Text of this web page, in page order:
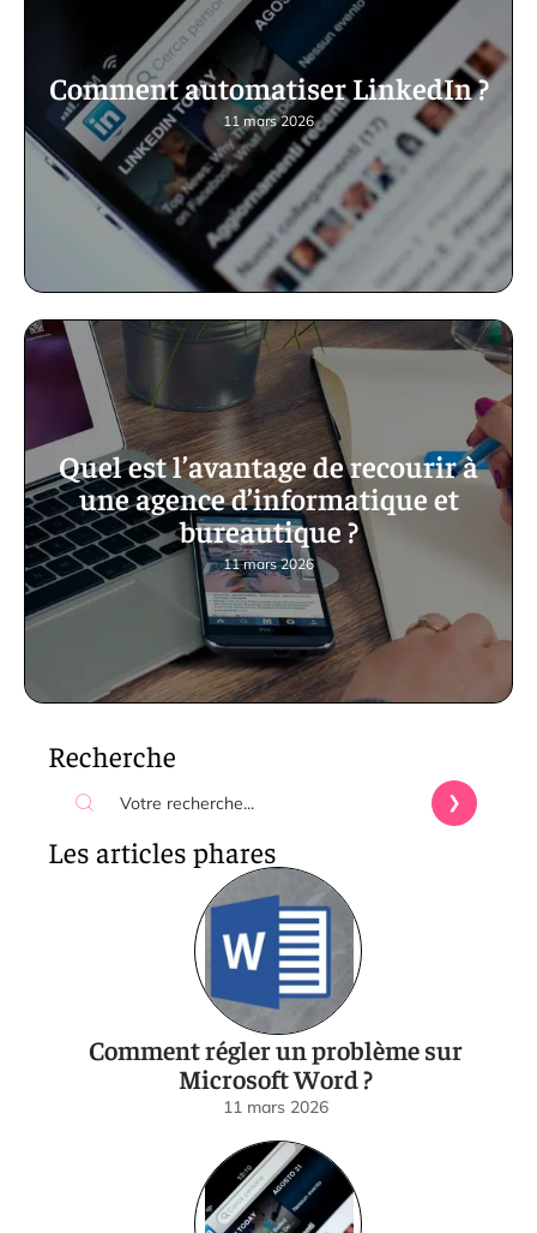
Comment automatiser LinkedIn ?
11 mars 2026
Quel est l’avantage de recourir à
une agence d’informatique et
bureautique ?
11 mars 2026
Recherche
Les articles phares
Comment régler un problème sur
Microsoft Word ?
11 mars 2026